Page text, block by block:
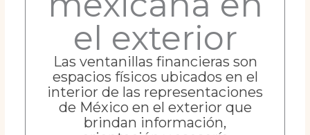
el exterior
Las ventanillas financieras son
espacios físicos ubicados en el
interior de las representaciones
de México en el exterior que
brindan información,